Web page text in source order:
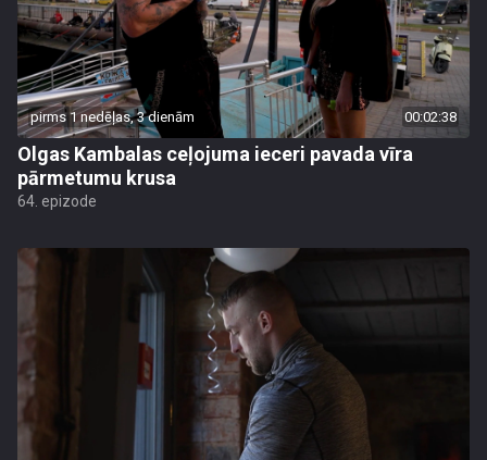
pirms 1 nedēļas, 3 dienām 00:02:38
Olgas Kambalas ceļojuma ieceri pavada vīra
pārmetumu krusa
64. epizode